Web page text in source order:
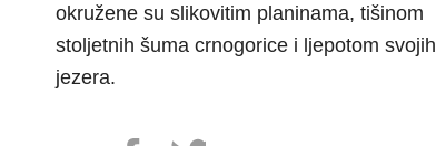
okružene su slikovitim planinama, tišinom
stoljetnih šuma crnogorice i ljepotom svojih
jezera.